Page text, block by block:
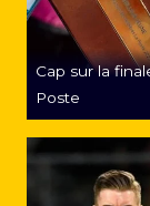
Cap sur la
Poste